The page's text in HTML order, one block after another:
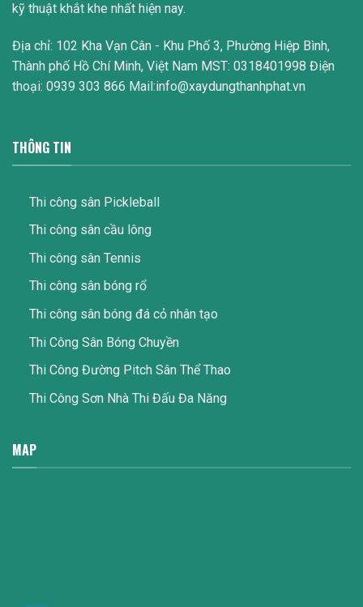
kỹ thuật khắt khe nhất hiện nay.
Địa chỉ: 102 Kha Vạn Cân - Khu Phố 3, Phường Hiệp Bình,
Thành phố Hồ Chí Minh, Việt Nam MST: 0318401998 Điện
thoại: 0939 303 866 Mail:info@xaydungthanhphat.vn
THÔNG TIN
Thi công sân Pickleball
Thi công sân cầu lông
Thi công sân Tennis
Thi công sân bóng rổ
Thi công sân bóng đá cỏ nhân tạo
Thi Công Sân Bóng Chuyền
Thi Công Đường Pitch Sân Thể Thao
Thi Công Sơn Nhà Thi Đấu Đa Năng
MAP